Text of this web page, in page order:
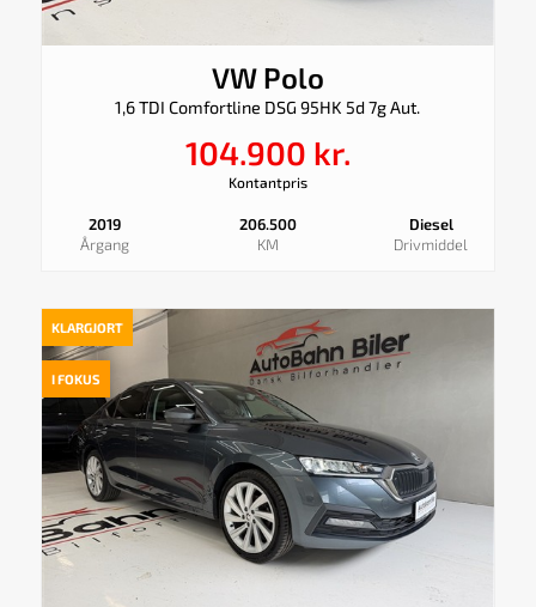
VW Polo
1,6 TDI Comfortline DSG 95HK 5d 7g Aut.
104.900 kr.
Kontantpris
2019
Årgang
206.500
KM
Diesel
Drivmiddel
KLARGJORT
I FOKUS